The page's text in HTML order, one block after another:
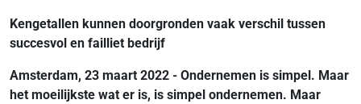
Kengetallen kunnen doorgronden vaak verschil tussen
succesvol en failliet bedrijf
Amsterdam, 23 maart 2022 - Ondernemen is simpel. Maar
het moeilijkste wat er is, is simpel ondernemen. Maar